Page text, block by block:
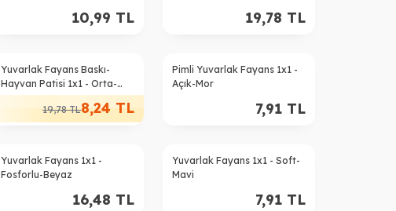
10,99 TL 19,78 TL
%58
Yuvarlak Fayans Baskı-
Hayvan Patisi 1x1 - Orta-
Nuga
19,78TL8,24 TL
Pimli Yuvarlak Fayans 1x1 -
Açık-Mor
7,91TL
Yuvarlak Fayans 1x1 -
Fosforlu-Beyaz
16,48 TL
Yuvarlak Fayans 1x1 - Soft-
Mavi
7,91TL